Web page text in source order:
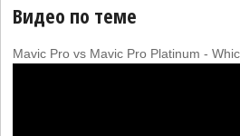
Видео по теме
Mavic Pro vs Mavic Pro Platinum -